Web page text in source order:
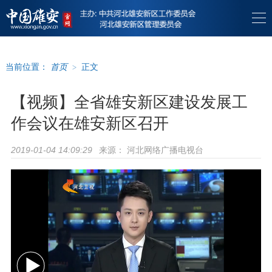
当前位置： 首页 > 正文
【视频】全省雄安新区建设发展工
作会议在雄安新区召开
2019-01-04 14:09:29 来源： 河北网络广播电视台